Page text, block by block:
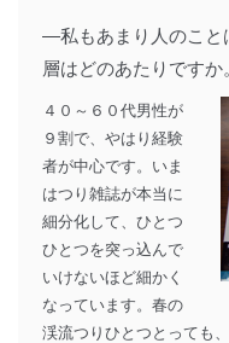
―私もあまり人のこと
層はどのあたりですか
４０～６０代男性が
９割で、やはり経験
者が中心です。いま
はつり雑誌が本当に
細分化して、ひとつ
ひとつを突っ込んで
いけないほど細かく
なっています。春の
渓流つりひとつとっても